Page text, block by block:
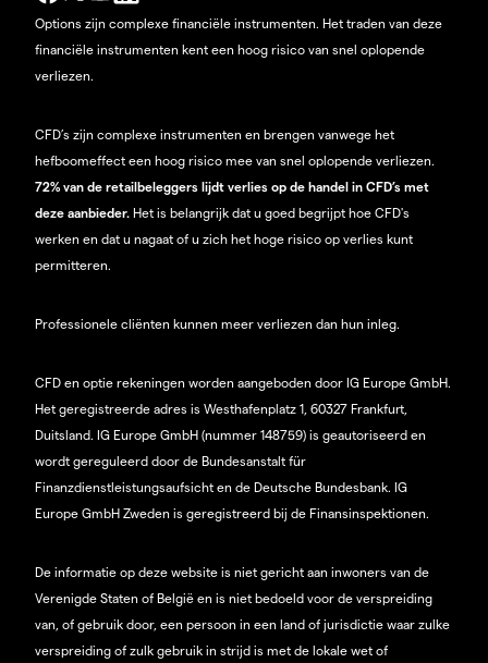
Options zijn complexe financiële instrumenten. Het traden van deze
financiële instrumenten kent een hoog risico van snel oplopende
verliezen.
CFD’s zijn complexe instrumenten en brengen vanwege het
hefboomeffect een hoog risico mee van snel oplopende verliezen.
72% van de retailbeleggers lijdt verlies op de handel in CFD’s met
deze aanbieder. Het is belangrijk dat u goed begrijpt hoe CFD's
werken en dat u nagaat of u zich het hoge risico op verlies kunt
permitteren.
Professionele cliënten kunnen meer verliezen dan hun inleg.
CFD en optie rekeningen worden aangeboden door IG Europe GmbH.
Het geregistreerde adres is Westhafenplatz 1, 60327 Frankfurt,
Duitsland. IG Europe GmbH (nummer 148759) is geautoriseerd en
wordt gereguleerd door de Bundesanstalt für
Finanzdienstleistungsaufsicht en de Deutsche Bundesbank. IG
Europe GmbH Zweden is geregistreerd bij de Finansinspektionen.
De informatie op deze website is niet gericht aan inwoners van de
Verenigde Staten of België en is niet bedoeld voor de verspreiding
van, of gebruik door, een persoon in een land of jurisdictie waar zulke
verspreiding of zulk gebruik in strijd is met de lokale wet of